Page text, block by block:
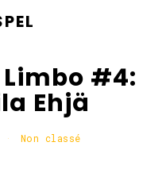
#4:
Ehjä
Non classé